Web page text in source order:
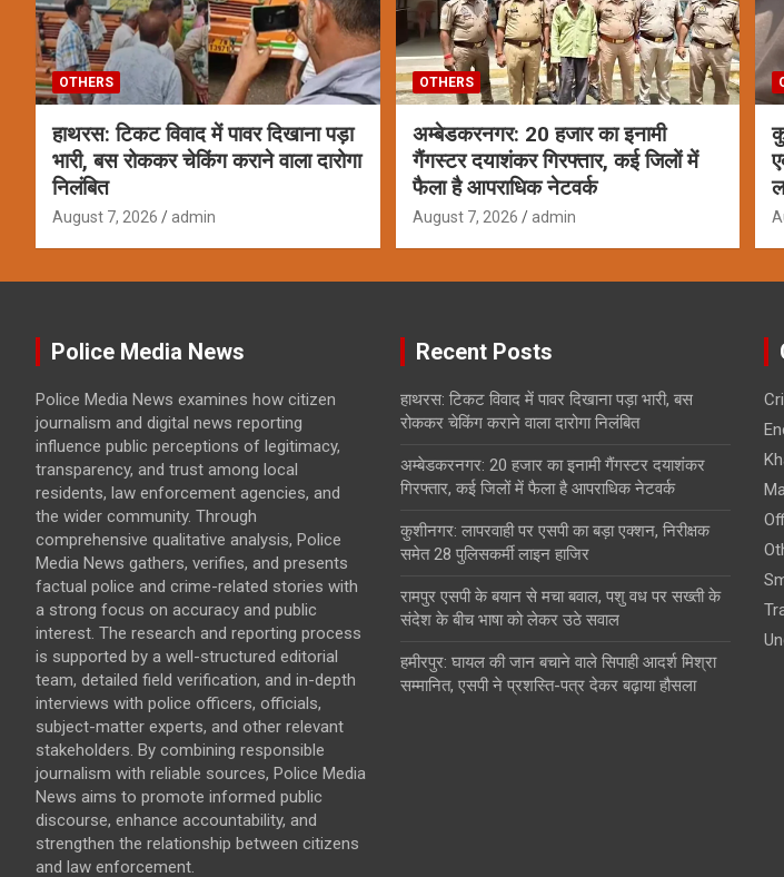
OTHERS
हाथरस: टिकट विवाद में पावर दिखाना पड़ा
भारी, बस रोककर चेकिंग कराने वाला दारोगा
निलंबित
August 7, 2026 admin
OTHERS
अम्बेडकरनगर: 20 हजार का इनामी
गैंगस्टर दयाशंकर गिरफ्तार, कई जिलों में
फैला है आपराधिक नेटवर्क
August 7, 2026 admin
Police Media News
Police Media News examines how citizen
journalism and digital news reporting
influence public perceptions of legitimacy,
transparency, and trust among local
residents, law enforcement agencies, and
the wider community. Through
comprehensive qualitative analysis, Police
Media News gathers, verifies, and presents
factual police and crime-related stories with
a strong focus on accuracy and public
interest. The research and reporting process
is supported by a well-structured editorial
team, detailed field verification, and in-depth
interviews with police officers, officials,
subject-matter experts, and other relevant
stakeholders. By combining responsible
journalism with reliable sources, Police Media
News aims to promote informed public
discourse, enhance accountability, and
strengthen the relationship between citizens
and law enforcement.
Recent Posts
हाथरस: टिकट विवाद में पावर दिखाना पड़ा भारी, बस
रोककर चेकिंग कराने वाला दारोगा निलंबित
अम्बेडकरनगर: 20 हजार का इनामी गैंगस्टर दयाशंकर
गिरफ्तार, कई जिलों में फैला है आपराधिक नेटवर्क
कुशीनगर: लापरवाही पर एसपी का बड़ा एक्शन, निरीक्षक
समेत 28 पुलिसकर्मी लाइन हाजिर
रामपुर एसपी के बयान से मचा बवाल, पशु वध पर सख्ती के
संदेश के बीच भाषा को लेकर उठे सवाल
हमीरपुर: घायल की जान बचाने वाले सिपाही आदर्श मिश्रा
सम्मानित, एसपी ने प्रशस्ति-पत्र देकर बढ़ाया हौसला